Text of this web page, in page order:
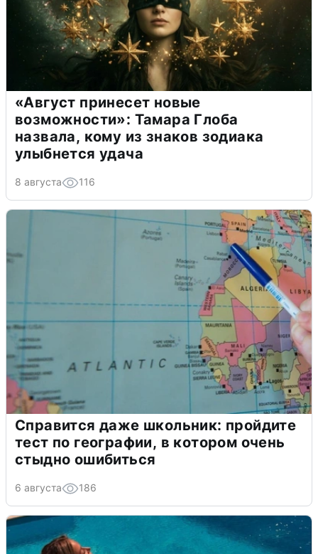
«Август принесет новые
возможности»: Тамара Глоба
назвала, кому из знаков зодиака
улыбнется удача
8 августа 116
Справится даже школьник: пройдите
тест по географии, в котором очень
стыдно ошибиться
6 августа 186